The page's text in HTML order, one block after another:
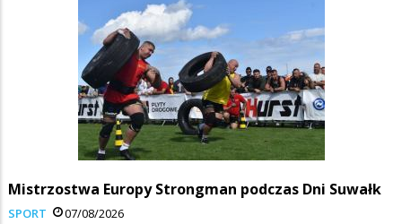
Mistrzostwa Europy Strongman podczas Dni Suwałk
SPORT 07/08/2026